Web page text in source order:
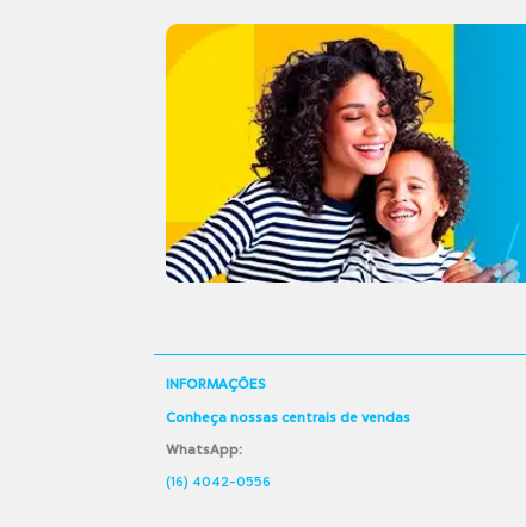
INFORMAÇÕES
Conheça nossas centrais de vendas
WhatsApp:
(16) 4042-0556